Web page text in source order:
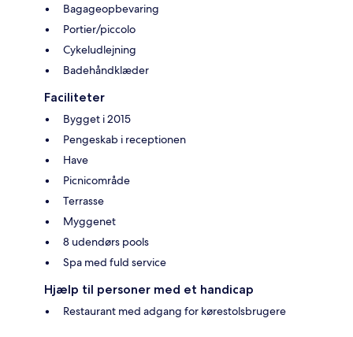
Bagageopbevaring
Portier/piccolo
Cykeludlejning
Badehåndklæder
Faciliteter
Bygget i 2015
Pengeskab i receptionen
Have
Picnicområde
Terrasse
Myggenet
8 udendørs pools
Spa med fuld service
Hjælp til personer med et handicap
Restaurant med adgang for kørestolsbrugere